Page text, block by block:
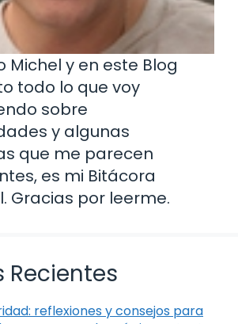
Michel y en este Blog
todo lo que voy
sobre
y algunas
que me parecen
es mi Bitácora
Gracias por leerme.
Recientes
reflexiones y consejos para